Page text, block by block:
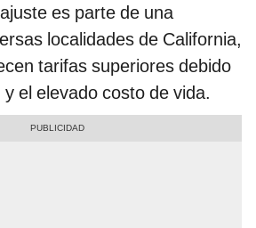
es parte de una
localidades de California,
tarifas superiores debido
el elevado costo de vida.